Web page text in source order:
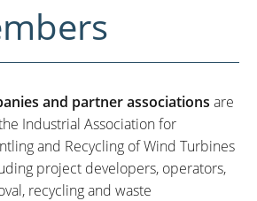
and partner associations are
Industrial Association for
and Recycling of Wind Turbines
project developers, operators,
recycling and waste